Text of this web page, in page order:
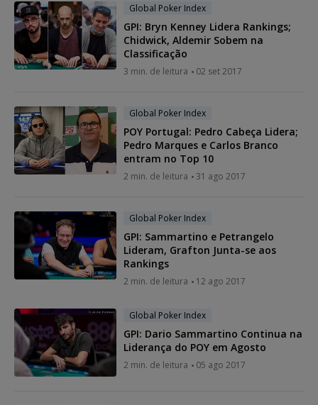
Global Poker Index
GPI: Bryn Kenney Lidera Rankings;
Chidwick, Aldemir Sobem na
Classificação
3 min. de leitura 02 set 2017
Global Poker Index
POY Portugal: Pedro Cabeça Lidera;
Pedro Marques e Carlos Branco
entram no Top 10
2 min. de leitura 31 ago 2017
Global Poker Index
GPI: Sammartino e Petrangelo
Lideram, Grafton Junta-se aos
Rankings
2 min. de leitura 12 ago 2017
Global Poker Index
GPI: Dario Sammartino Continua na
Liderança do POY em Agosto
2 min. de leitura 05 ago 2017